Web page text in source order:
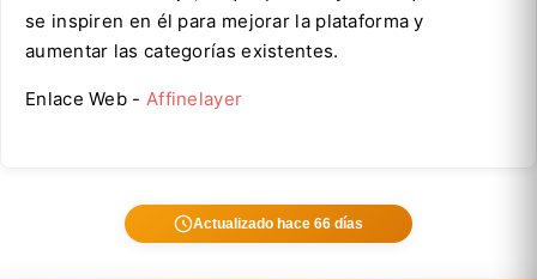
se inspiren en él para mejorar la plataforma y
aumentar las categorías existentes.
Enlace Web - Affinelayer
Actualizado hace 66 días